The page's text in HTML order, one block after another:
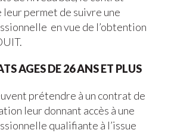
leur permet de suivre une
en vue de l’obtention
AGES DE 26 ANS ET PLUS
prétendre à un contrat de
leur donnant accès à une
qualifiante à l’issue